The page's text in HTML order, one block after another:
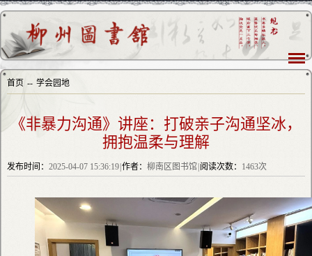
首页 -- 学会园地
《非暴力沟通》讲座：打破亲子沟通坚冰，
拥抱温柔与理解
发布时间： 2025-04-07 15:36:19|作者： 柳南区图书馆|阅读次数： 1463次